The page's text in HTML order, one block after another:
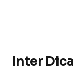
Inter